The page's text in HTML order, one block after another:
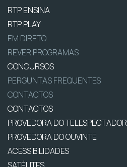
RTP ENSINA
RTP PLAY
EM DIRETO
REVER PROGRAMAS
CONCURSOS
PERGUNTAS FREQUENTES
CONTACTOS
CONTACTOS
PROVEDORA DO TELESPECTADOR
PROVEDORA DO OUVINTE
ACESSIBILIDADES